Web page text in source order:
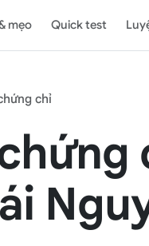
mẹo Quick test
chỉ